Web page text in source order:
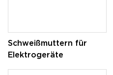
Schweißmuttern für
Elektrogeräte